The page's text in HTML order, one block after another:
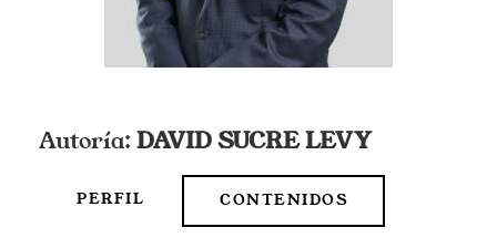
Autoría: DAVID SUCRE LEVY
PERFIL CONTENIDOS